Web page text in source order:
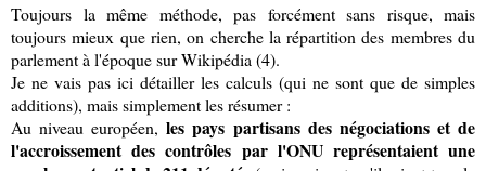
Toujours la même méthode, pas forcément sans risque, mais
toujours mieux que rien, on cherche la répartition des membres du
parlement à l'époque sur Wikipédia (4).
Je ne vais pas ici détailler les calculs (qui ne sont que de simples
additions), mais simplement les résumer :
Au niveau européen,les pays partisans des négociations et de
l'accroissement des contrôles par l'ONU représentaient une